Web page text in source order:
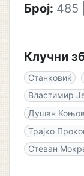
Број: 485
Клучни
Станковиќ
Властимир
Душан
Трајко
Стеван